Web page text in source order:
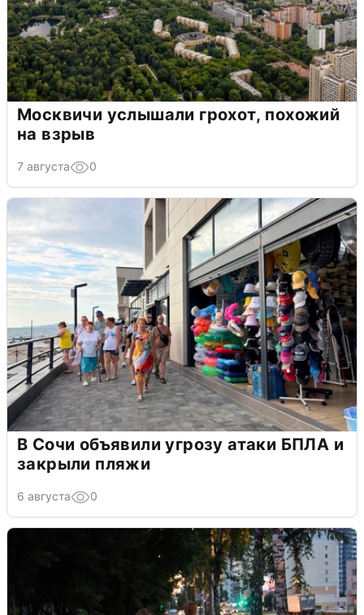
Москвичи услышали грохот, похожий
на взрыв
7 августа 0
В Сочи объявили угрозу атаки БПЛА и
закрыли пляжи
6 августа 0